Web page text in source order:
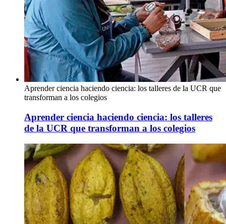
Aprender ciencia haciendo ciencia: los talleres de la UCR que
transforman a los colegios
Aprender ciencia haciendo ciencia: los talleres
de la UCR que transforman a los colegios